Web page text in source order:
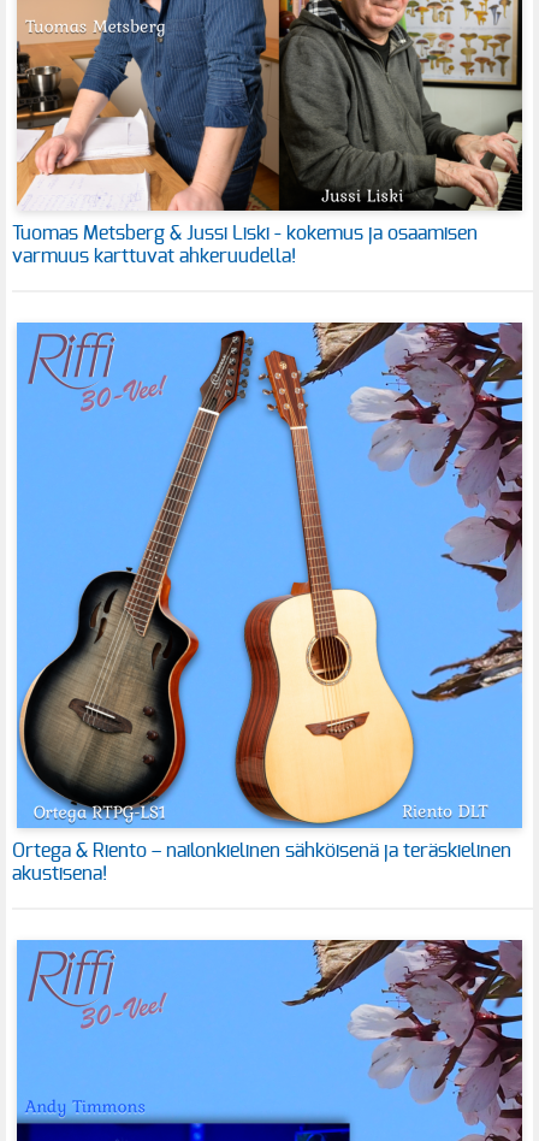
Tuomas Metsberg & Jussi Liski - kokemus ja osaamisen
varmuus karttuvat ahkeruudella!
Ortega & Riento – nailonkielinen sähköisenä ja teräskielinen
akustisena!